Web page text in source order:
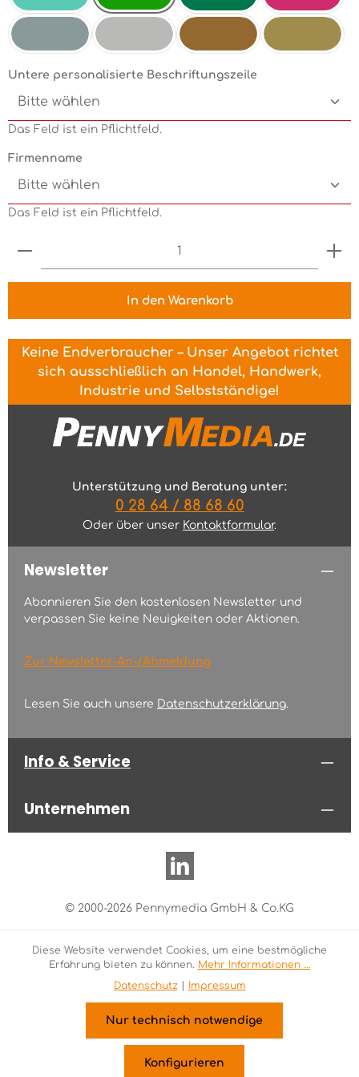
Mint Electricgreen Grün Pink
Untere personalisierte Beschriftungszeile
Das Feld ist ein Pflichtfeld.
Firmenname
Das Feld ist ein Pflichtfeld.
Produkt Anzahl: Gib den gewünschten Wert
In den Warenkorb
Keine Endverbraucher – Unser Angebot richtet
sich ausschließlich an Handel, Handwerk,
Industrie und Selbstständige!
Unterstützung und Beratung unter:
0 28 64 / 88 68 60
Oder über unser Kontaktformular.
Newsletter
Abonnieren Sie den kostenlosen Newsletter und
verpassen Sie keine Neuigkeiten oder Aktionen.
Zur Newsletter-An-/Abmeldung
Lesen Sie auch unsere Datenschutzerklärung.
Info & Service
Unternehmen
© 2000-2026 Pennymedia GmbH & Co.KG
Diese Website verwendet Cookies, um eine bestmögliche
Erfahrung bieten zu können. Mehr Informationen ...
Datenschutz| Impressum
Nur technisch notwendige
Konfigurieren